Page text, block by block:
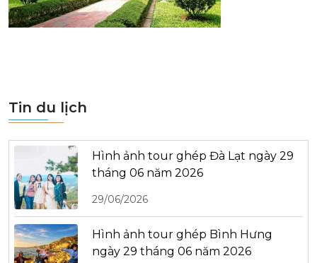
Tin du lịch
Hình ảnh tour ghép Đà Lạt ngày 29
tháng 06 năm 2026
29/06/2026
Hình ảnh tour ghép Bình Hưng
ngày 29 tháng 06 năm 2026